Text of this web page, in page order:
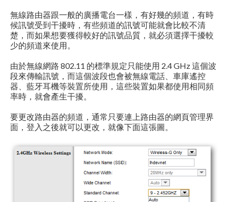
無線路由器跟一般的廣播電台一樣，有好幾的頻道，有時
候訊號受到干擾時，有些頻道的訊號可能就會比較不清
楚，而如果想要獲得較好的訊號品質，就必須選擇干擾較
少的頻道來使用。
由於無線網路 802.11 的標準規定只能使用 2.4 GHz 這個波
段來傳輸訊號，而這個波段也會被無線電話、車庫遙控
器、藍牙耳機等裝置所使用，這些裝置如果都使用相同頻
率時，就會產生干擾。
要更改路由器的頻道，通常只要連上路由器的網頁管理界
面，登入之後就可以更改，就像下面這張圖。